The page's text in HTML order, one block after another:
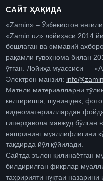
САЙТ ҲАҚИДА
«Zamin» – Ўзбекистон
«Zamin.uz» лойиҳаси 2014
бошлаган ва оммавий
рақамли гувоҳнома билан
ўтган. Лойиҳа муассиси —
Электрон манзил:
Матнли материалларни
келтиришга, шунингдек,
видеоматериаллардан
гиперҳавола мавжуд бўлган
нашрининг муаллифлигини
тақдирда йўл қўйилади.
Сайтда эълон қилинаётган
билдирилган фикрлар
таҳририяти нуқтаи